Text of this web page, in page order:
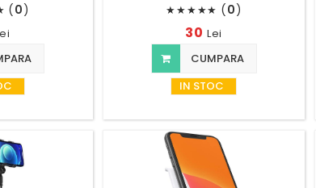
(0)
★★★★★ (0)
30 Lei
CUMPARA
IN STOC